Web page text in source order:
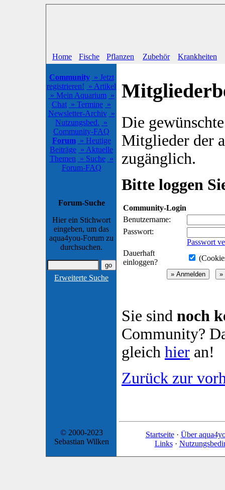
Home Fische Pflanzen Zubehör Krankheiten
Community » Jetzt
registrieren! » Artikel
» Mein Aquarium »
Chat » Termine »
Newsletter-Archiv »
Nutzungsbed. »
Community-FAQ
Forum » Heutige
Beiträge » Aktuelle
Themen » Suche »
Forum-FAQ
Forum-Suche
Hier ein Stichwort
eingeben, um das
aqua4you-Forum zu
durchsuchen.
Erweiterte Suche
Die
Mitglieder der
zugänglich.
Bitte loggen
Community-Login
Benutzername:
Passwort:
Passwort
Dauerhaft
einloggen?
Sie sind noch
Community?
gleich hier an!
Zurück zur
© 2000-2023
Sebastian Wilken
Startseite· Über
Links·